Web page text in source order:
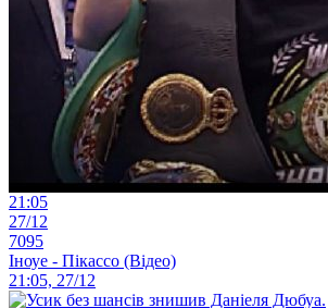
21:05
27/12
7095
Іноуе - Пікассо (Відео)
21:05, 27/12